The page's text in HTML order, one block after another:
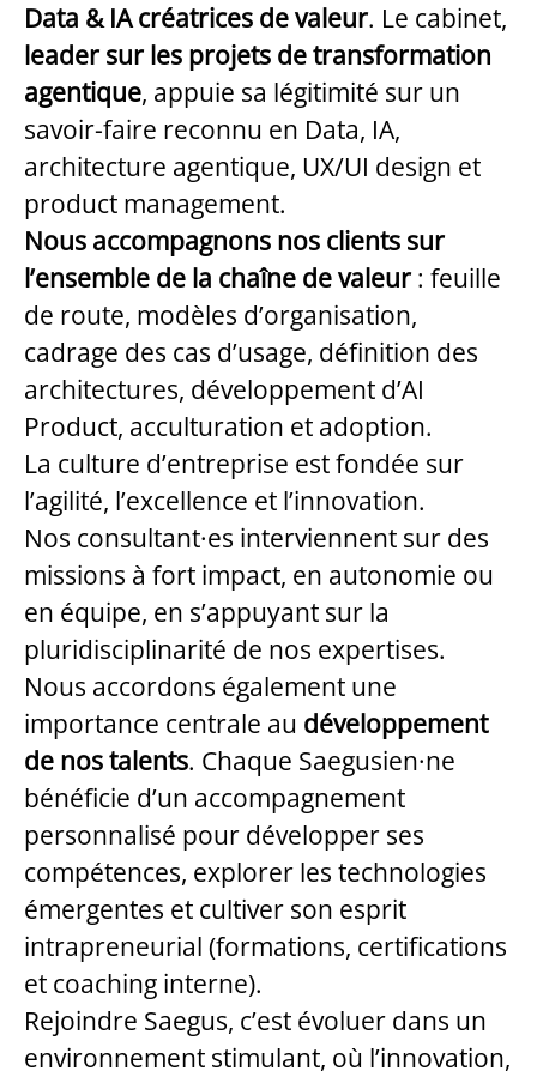
Data & IA créatrices de valeur. Le cabinet,
leader sur les projets de transformation
agentique, appuie sa légitimité sur un
savoir-faire reconnu en Data, IA,
architecture agentique, UX/UI design et
product management.
Nous accompagnons nos clients sur
l’ensemble de la chaîne de valeur: feuille
de route, modèles d’organisation,
cadrage des cas d’usage, définition des
architectures, développement d’AI
Product, acculturation et adoption.
La culture d’entreprise est fondée sur
l’agilité, l’excellence et l’innovation.
Nos consultant·es interviennent sur des
missions à fort impact, en autonomie ou
en équipe, en s’appuyant sur la
pluridisciplinarité de nos expertises.
Nous accordons également une
importance centrale au développement
de nos talents. Chaque Saegusien·ne
bénéficie d’un accompagnement
personnalisé pour développer ses
compétences, explorer les technologies
émergentes et cultiver son esprit
intrapreneurial (formations, certifications
et coaching interne).
Rejoindre Saegus, c’est évoluer dans un
environnement stimulant, où l’innovation,